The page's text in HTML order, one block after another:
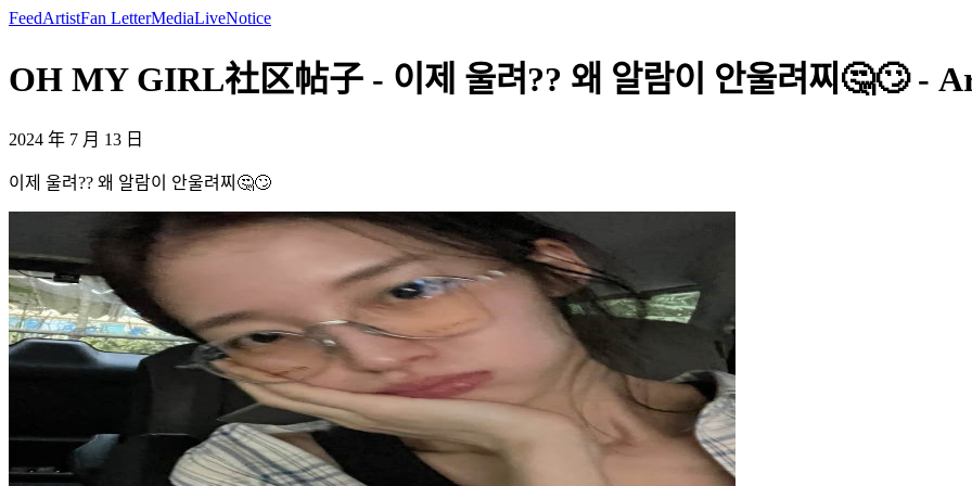
FeedArtistFan LetterMediaLiveNotice
OH MY GIRL社区帖子 - 이제 울려?? 왜 알람이 안울려찌🤔🙄 -
2024 年 7 月 13 日
이제 울려?? 왜 알람이 안울려찌🤔🙄